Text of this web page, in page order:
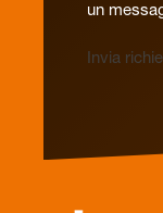
un
Invia